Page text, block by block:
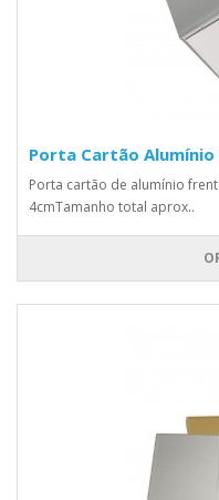
Porta Cartão Alumínio
Porta cartão de alumínio
4cmTamanho total aprox..